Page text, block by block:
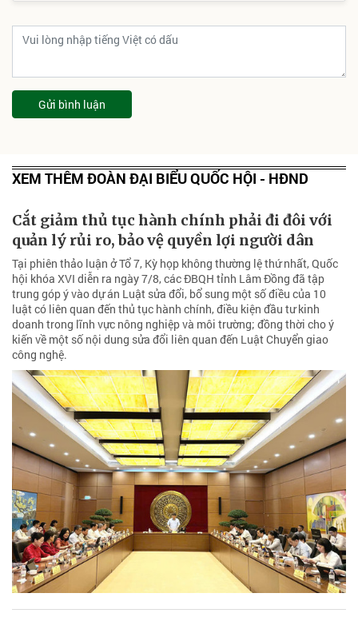
Gửi bình luận
XEM THÊM ĐOÀN ĐẠI BIỂU QUỐC HỘI - HĐND
Cắt giảm thủ tục hành chính phải đi đôi với
quản lý rủi ro, bảo vệ quyền lợi người dân
Tại phiên thảo luận ở Tổ 7, Kỳ họp không thường lệ thứ nhất, Quốc
hội khóa XVI diễn ra ngày 7/8, các ĐBQH tỉnh Lâm Đồng đã tập
trung góp ý vào dự án Luật sửa đổi, bổ sung một số điều của 10
luật có liên quan đến thủ tục hành chính, điều kiện đầu tư kinh
doanh trong lĩnh vực nông nghiệp và môi trường; đồng thời cho ý
kiến về một số nội dung sửa đổi liên quan đến Luật Chuyển giao
công nghệ.